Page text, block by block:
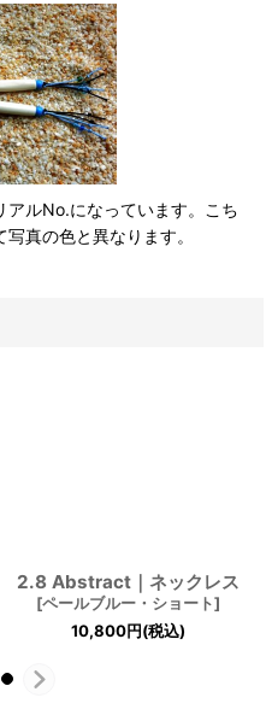
ルNo.になっています。こち
真の色と異なります。
2.8 Abstract｜ネックレス
[ペールブルー・ショート]
10,800円(税込)